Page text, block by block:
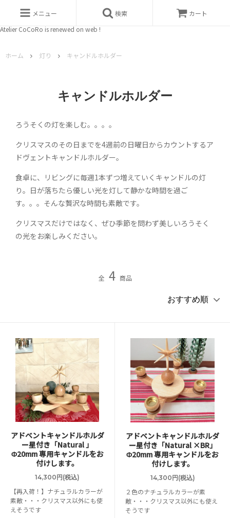
Atelier CoCoRo is renewed on web !
メニュー 検索 カート
ホーム 灯り キャンドルホルダー
キャンドルホルダー
ろうそくの灯を楽しむ。。。。
クリスマスのその日までを4週前の日曜日からカウントするア
ドヴェントキャンドルホルダー。
食卓に、リビングに毎週1本ずつ増えていくキャンドルの灯
り。日が落ちたら優しい光を灯して静かな時間を過ご
す。。。そんな贅沢な時間も素敵です。
クリスマスだけではなく、ぜひ季節を問わず美しいろうそく
の光をお楽しみください。
全 4 商品
アドベントキャンドルホルダ
ー星付き「Natural 」
Φ20mm 専用キャンドルをお
付けします。
14,300円(税込)
【再入荷！】ナチュラルカラーが
素敵・・・クリスマス以外にも使
えそうです
アドベントキャンドルホルダ
ー星付き「Natural ×BR」
Φ20mm 専用キャンドルをお
付けします。
14,300円(税込)
２色のナチュラルカラーが素
敵・・・クリスマス以外にも使え
そうです